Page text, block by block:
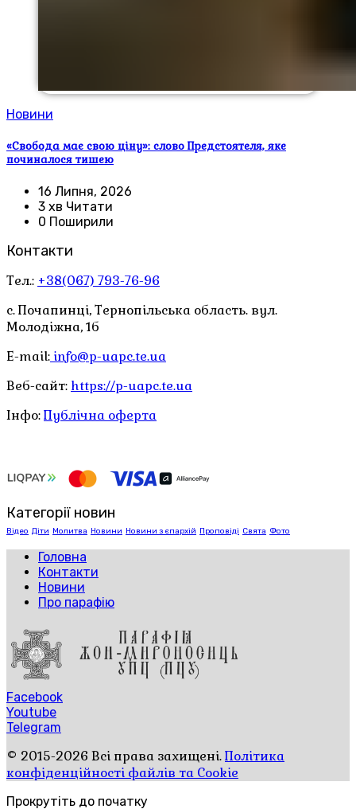
Новини
«Свобода має свою ціну»: слово Предстоятеля, яке
починалося тишею
16 Липня, 2026
3 хв Читати
0 Поширили
Контакти
Тел.: +38(067) 793-76-96
с. Почапинці, Тернопільська область. вул.
Молодіжна, 1б
E-mail: info@p-uapc.te.ua
Веб-сайт: https://p-uapc.te.ua
Інфо:Публічна оферта
Категорії новин
Відео Діти Молитва Новини Новини з єпархій Проповіді Свята Фото
Головна
Контакти
Новини
Про парафію
Facebook
Youtube
Telegram
© 2015-2026 Всі права захищені.Політика
конфіденційності файлів та Cookie
Прокрутіть до початку